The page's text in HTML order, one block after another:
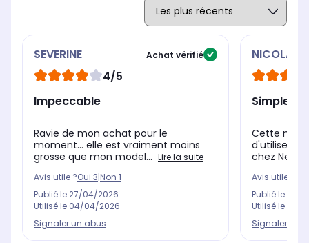
SEVERINE Achat vérifié
4/5
Impeccable
Ravie de mon achat pour le
moment... elle est vraiment moins
grosse que mon model... Lire la suite
Avis utile ?Oui 3 Non 1
Publié le 27/04/2026
Utilisé le 04/04/2026
Signaler un abus
NICOLAS
Simple,
Cette
d'utiliser
chez
Avis utile ?
Publié le
Utilisé le
Signaler un